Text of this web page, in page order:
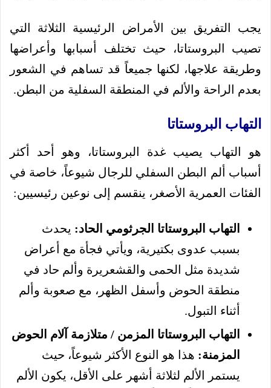
يجب التفريق بين الأمراض الرئيسية الثلاثة التي
تصيب البروستاتا، حيث تختلف أسبابها وأعراضها
وطريقة علاجها، لكنها جميعاً قد تساهم في الشعور
بعدم الراحة والألم في المنطقة السفلية من البطن.
التهاب البروستاتا
هو التهاب يصيب غدة البروستاتا، وهو أحد أكثر
أسباب ألم البطن السفلي للرجال شيوعاً، خاصة في
الفئات العمرية الأصغر، ينقسم إلى نوعين رئيسيين:
التهاب البروستاتا الجرثومي الحاد: يحدث
بسبب عدوى بكتيرية، ويأتي فجأة مع أعراض
شديدة مثل الحمى والقشعريرة وألم حاد في
منطقة الحوض وأسفل الظهر، مع صعوبة وألم
أثناء التبول.
التهاب البروستاتا المزمن / متلازمة آلام الحوض
المزمنة: هذا هو النوع الأكثر شيوعاً، حيث
يستمر الألم لثلاثة أشهر على الأقل، يكون الألم